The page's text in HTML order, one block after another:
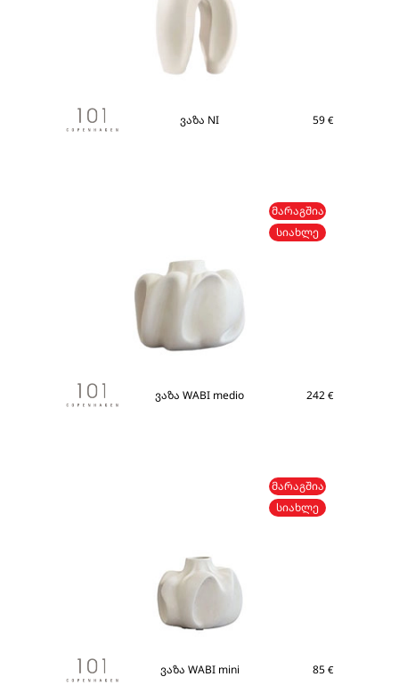
ვაზა NI 59 €
ᲛᲐᲠᲐᲒᲨᲘᲐ
ᲡᲘᲐᲮᲚᲔ
ვაზა WABI medio 242 €
ᲛᲐᲠᲐᲒᲨᲘᲐ
ᲡᲘᲐᲮᲚᲔ
ვაზა WABI mini 85 €